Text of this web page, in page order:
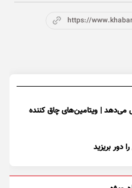
https://
می‌دهد | ویتامین‌های چاق کننده